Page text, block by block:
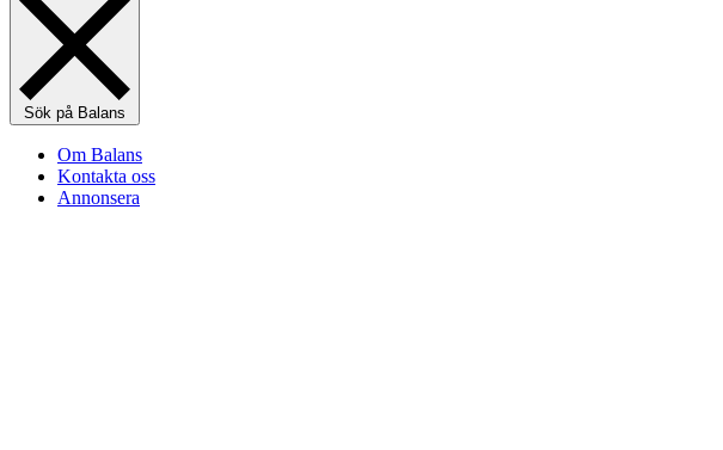
Sök på Balans
Om Balans
Kontakta oss
Annonsera